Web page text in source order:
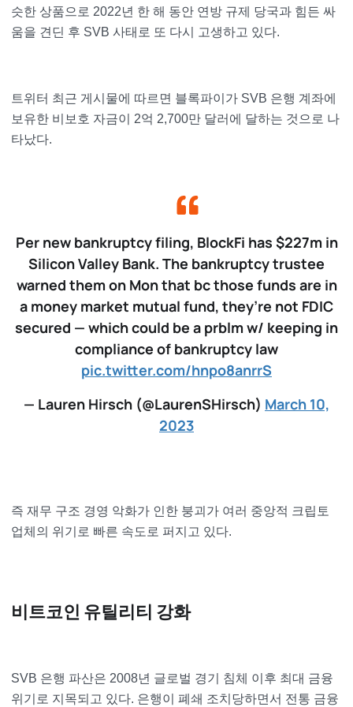
슷한 상품으로 2022년 한 해 동안 연방 규제 당국과 힘든 싸
움을 견딘 후 SVB 사태로 또 다시 고생하고 있다.
트위터 최근 게시물에 따르면 블록파이가 SVB 은행 계좌에
보유한 비보호 자금이 2억 2,700만 달러에 달하는 것으로 나
타났다.
Per new bankruptcy filing, BlockFi has $227m in
Silicon Valley Bank. The bankruptcy trustee
warned them on Mon that bc those funds are in
a money market mutual fund, they’re not FDIC
secured — which could be a prblm w/ keeping in
compliance of bankruptcy law
pic.twitter.com/hnpo8anrrS
— Lauren Hirsch (@LaurenSHirsch) March 10,
2023
즉 재무 구조 경영 악화가 인한 붕괴가 여러 중앙적 크립토
업체의 위기로 빠른 속도로 퍼지고 있다.
비트코인 유틸리티 강화
SVB 은행 파산은 2008년 글로벌 경기 침체 이후 최대 금융
위기로 지목되고 있다. 은행이 폐쇄 조치당하면서 전통 금융